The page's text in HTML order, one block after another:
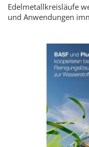
Edelmetallkreisläufe
und Anwendungen